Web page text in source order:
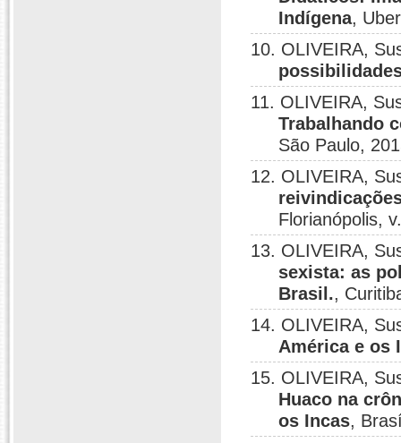
Indígena,
10. OLIVEIRA,
11. OLIVEIRA,
Trabalhando
São Paulo,
12. OLIVEIRA,
Florianópolis,
13. OLIVEIRA,
sexista: as
Brasil.,
14. OLIVEIRA,
América e os
15. OLIVEIRA,
Huaco na
os Incas,